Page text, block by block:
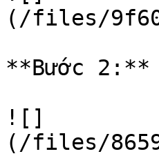
(/files/
**Bước 2:**
![]
(/files/